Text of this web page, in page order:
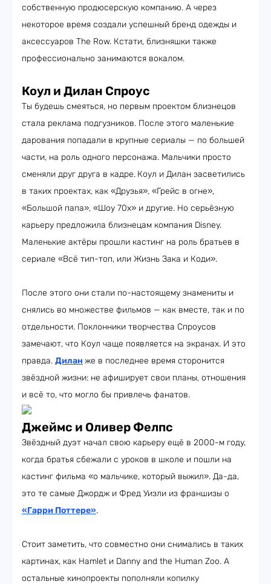
собственную продюсерскую компанию. А через
некоторое время создали успешный бренд одежды и
аксессуаров The Row. Кстати, близняшки также
профессионально занимаются вокалом.
Коул и Дилан Спроус
Ты будешь смеяться, но первым проектом близнецов
стала реклама подгузников. После этого маленькие
дарования попадали в крупные сериалы — по большей
части, на роль одного персонажа. Мальчики просто
сменяли друг друга в кадре. Коул и Дилан засветились
в таких проектах, как «Друзья», «Грейс в огне»,
«Большой папа», «Шоу 70х» и другие. Но серьёзную
карьеру предложила близнецам компания Disney.
Маленькие актёры прошли кастинг на роль братьев в
сериале «Всё тип-топ, или Жизнь Зака и Коди».
После этого они стали по-настоящему знамениты и
снялись во множестве фильмов — как вместе, так и по
отдельности. Поклонники творчества Спроусов
замечают, что Коул чаще появляется на экранах. И это
правда. Дилан же в последнее время сторонится
звёздной жизни: не афиширует свои планы, отношения
и всё то, что могло бы привлечь фанатов.
Джеймс и Оливер Фелпс
Звёздный дуэт начал свою карьеру ещё в 2000-м году,
когда братья сбежали с уроков в школе и пошли на
кастинг фильма «о мальчике, который выжил». Да-да,
это те самые Джордж и Фред Уизли из франшизы о
«Гарри Поттере».
Стоит заметить, что совместно они снимались в таких
картинах, как Hamlet и Danny and the Human Zoo. А
остальные кинопроекты пополняли копилку